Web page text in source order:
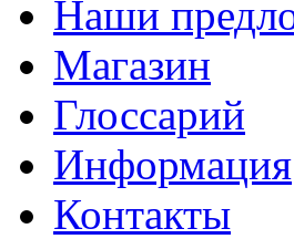
Наши
Магазин
Глоссарий
Информация
Контакты